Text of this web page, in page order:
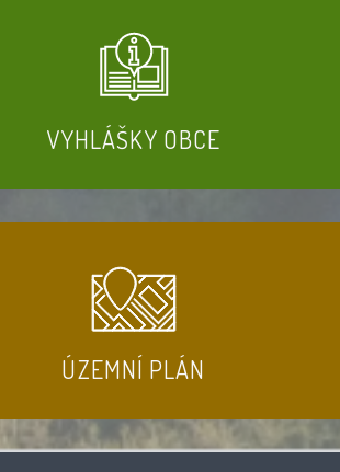
VYHLÁŠKY OBCE
ÚZEMNÍ PLÁN